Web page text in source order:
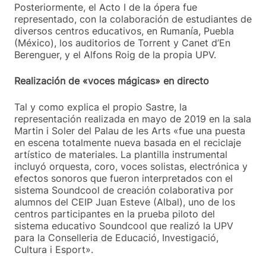
Posteriormente, el Acto I de la ópera fue
representado, con la colaboración de estudiantes de
diversos centros educativos, en Rumanía, Puebla
(México), los auditorios de Torrent y Canet d’En
Berenguer, y el Alfons Roig de la propia UPV.
Realización de «voces mágicas» en directo
Tal y como explica el propio Sastre, la
representación realizada en mayo de 2019 en la sala
Martin i Soler del Palau de les Arts «fue una puesta
en escena totalmente nueva basada en el reciclaje
artístico de materiales. La plantilla instrumental
incluyó orquesta, coro, voces solistas, electrónica y
efectos sonoros que fueron interpretados con el
sistema Soundcool de creación colaborativa por
alumnos del CEIP Juan Esteve (Albal), uno de los
centros participantes en la prueba piloto del
sistema educativo Soundcool que realizó la UPV
para la Conselleria de Educació, Investigació,
Cultura i Esport».